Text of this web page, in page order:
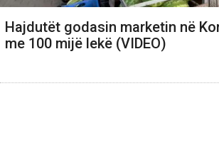
Hajdutët godasin marketin në
me 100 mijë lekë (VIDEO)